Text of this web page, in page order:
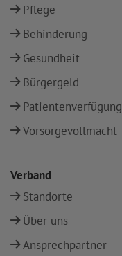
Pflege
Behinderung
Gesundheit
Bürgergeld
Patientenverfügung
Vorsorgevollmacht
Verband
Standorte
Über uns
Ansprechpartner